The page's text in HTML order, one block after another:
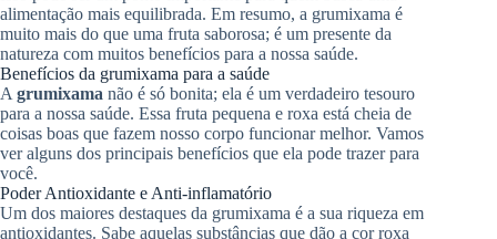
alimentação mais equilibrada. Em resumo, a grumixama é
muito mais do que uma fruta saborosa; é um presente da
natureza com muitos benefícios para a nossa saúde.
Benefícios da grumixama para a saúde
A grumixama não é só bonita; ela é um verdadeiro tesouro
para a nossa saúde. Essa fruta pequena e roxa está cheia de
coisas boas que fazem nosso corpo funcionar melhor. Vamos
ver alguns dos principais benefícios que ela pode trazer para
você.
Poder Antioxidante e Anti-inflamatório
Um dos maiores destaques da grumixama é a sua riqueza em
antioxidantes. Sabe aquelas substâncias que dão a cor roxa